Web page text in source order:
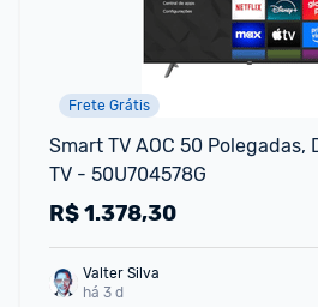
Frete Grátis
Smart TV AOC 50 Polegadas,
TV - 50U704578G
R$1.378,30
Valter Silva
há 3 d